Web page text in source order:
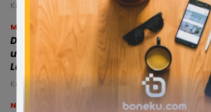
Kamis, 6 Agu 2026 - 01:53 WITA
Makassar
Dua Ranperda Strategis Disiapkan
untuk Memperkuat Fiskal Daerah dan
Layanan Penjaminan UMKM
Kamis, 6 Agu 2026 - 01:21 WITA
News